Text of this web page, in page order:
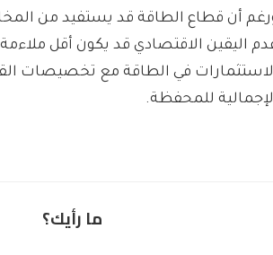
أن قطاع الطاقة قد يستفيد من
اليقين الاقتصادي قد يكون أقل
في الطاقة مع تخصيصات
للمحفظة.
ما رأيك؟